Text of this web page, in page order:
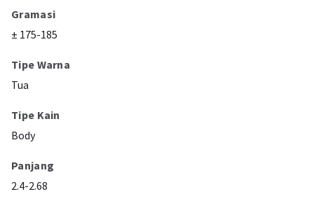
Gramasi
± 175-185
Tipe Warna
Tua
Tipe Kain
Body
Panjang
2.4-2.68